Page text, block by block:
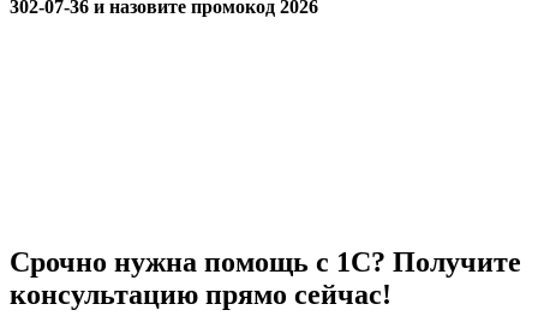
302-07-36 и назовите промокод 2026
Срочно нужна помощь с 1С? Получите
консультацию прямо сейчас!